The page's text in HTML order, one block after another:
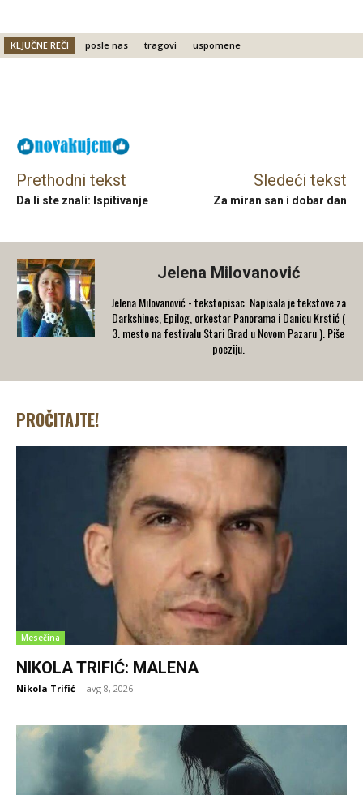
KLJUČNE REČI posle nas tragovi uspomene
Prethodni tekst
Da li ste znali: Ispitivanje
Sledeći tekst
Za miran san i dobar dan
Jelena Milovanović
Jelena Milovanović - tekstopisac. Napisala je tekstove za
Darkshines, Epilog, orkestar Panorama i Danicu Krstić (
3. mesto na festivalu Stari Grad u Novom Pazaru ). Piše
poeziju.
PROČITAJTE!
Mesečina
NIKOLA TRIFIĆ: MALENA
Nikola Trifić - avg 8, 2026